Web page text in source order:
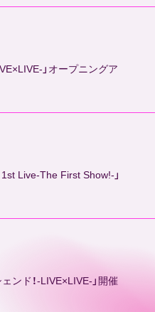
」オープニングア
1st Live-The First Show!-」
ンド！-LIVE×LIVE-」開催